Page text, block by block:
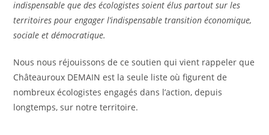
indispensable que des écologistes soient élus partout sur les
territoires pour engager l’indispensable transition économique,
sociale et démocratique.
Nous nous réjouissons de ce soutien qui vient rappeler que
Châteauroux DEMAIN est la seule liste où figurent de
nombreux écologistes engagés dans l’action, depuis
longtemps, sur notre territoire.